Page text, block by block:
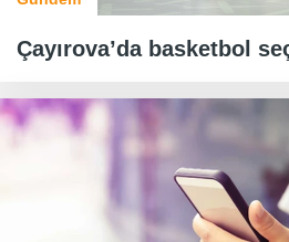
Çayırova’da basketbol